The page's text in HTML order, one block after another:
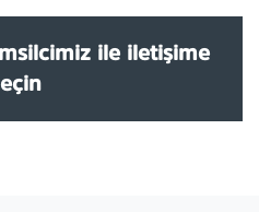
ile iletişime